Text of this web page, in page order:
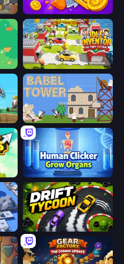
Farm Ring Idle
Idle Inventor
Babel Tower
Human Clicker: Grow Organs
Drift Tycoon